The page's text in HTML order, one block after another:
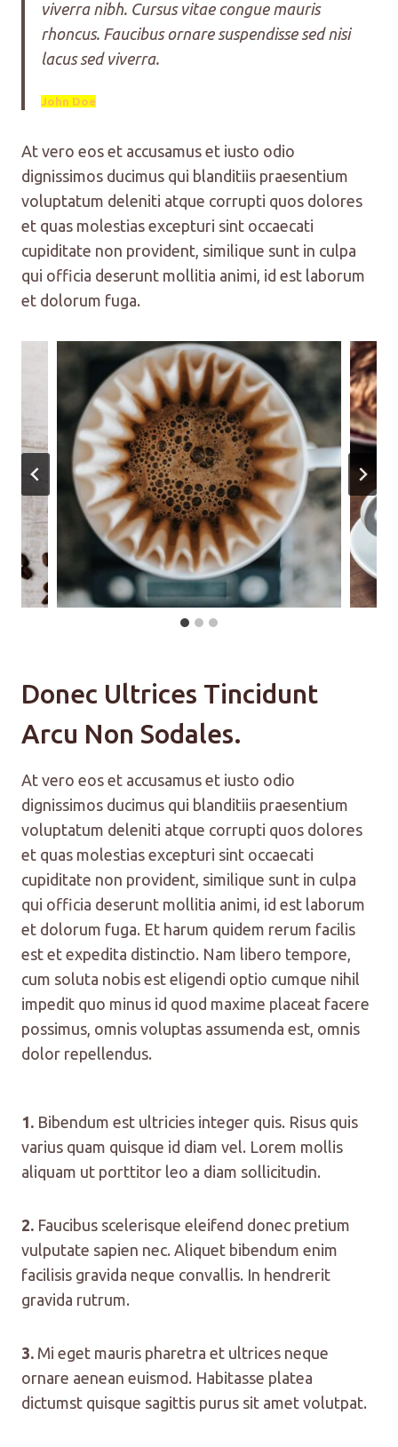
viverra nibh. Cursus vitae congue mauris
rhoncus. Faucibus ornare suspendisse sed nisi
lacus sed viverra.
John Doe
At vero eos et accusamus et iusto odio
dignissimos ducimus qui blanditiis praesentium
voluptatum deleniti atque corrupti quos dolores
et quas molestias excepturi sint occaecati
cupiditate non provident, similique sunt in culpa
qui officia deserunt mollitia animi, id est laborum
et dolorum fuga.
Donec Ultrices Tincidunt
Arcu Non Sodales.
At vero eos et accusamus et iusto odio
dignissimos ducimus qui blanditiis praesentium
voluptatum deleniti atque corrupti quos dolores
et quas molestias excepturi sint occaecati
cupiditate non provident, similique sunt in culpa
qui officia deserunt mollitia animi, id est laborum
et dolorum fuga. Et harum quidem rerum facilis
est et expedita distinctio. Nam libero tempore,
cum soluta nobis est eligendi optio cumque nihil
impedit quo minus id quod maxime placeat facere
possimus, omnis voluptas assumenda est, omnis
dolor repellendus.
1. Bibendum est ultricies integer quis. Risus quis
varius quam quisque id diam vel. Lorem mollis
aliquam ut porttitor leo a diam sollicitudin.
2. Faucibus scelerisque eleifend donec pretium
vulputate sapien nec. Aliquet bibendum enim
facilisis gravida neque convallis. In hendrerit
gravida rutrum.
3. Mi eget mauris pharetra et ultrices neque
ornare aenean euismod. Habitasse platea
dictumst quisque sagittis purus sit amet volutpat.